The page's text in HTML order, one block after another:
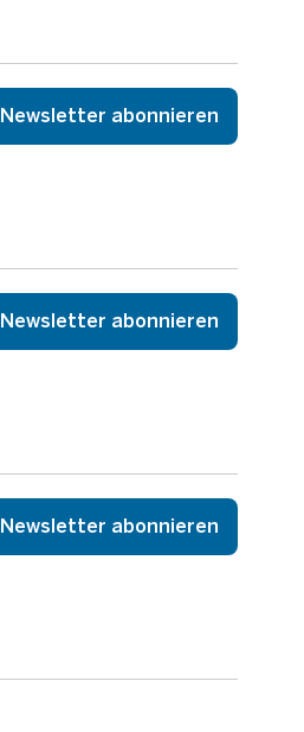
Newsletter abonnieren
Newsletter abonnieren
Newsletter abonnieren